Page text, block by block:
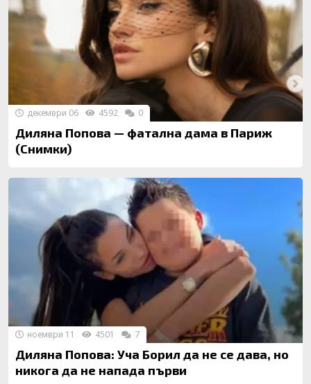
Диляна Попова — фатална дама в Париж
(Снимки)
декември 06 4592 0
Диляна Попова: Уча Борил да не се дава, но
никога да не напада първи
ноември 11 4501 7